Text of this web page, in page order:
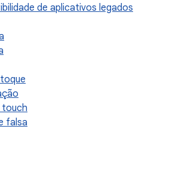
de aplicativos legados
touch
falsa